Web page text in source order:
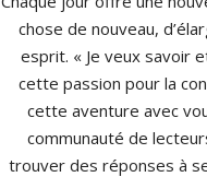
chose de nouveau,
esprit. « Je veux savoir
cette passion pour la
cette aventure avec
communauté de
trouver des réponses à